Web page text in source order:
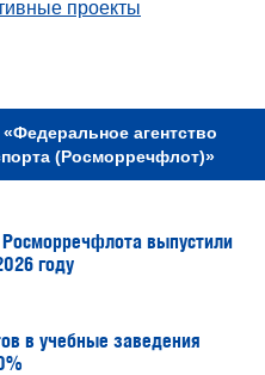
проекты
агентство
(Росморречфлот)»
выпустили
году
в учебные заведения